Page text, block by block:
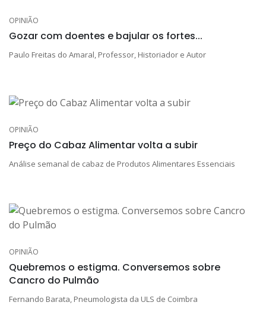
OPINIÃO
Gozar com doentes e bajular os fortes...
Paulo Freitas do Amaral, Professor, Historiador e Autor
OPINIÃO
Preço do Cabaz Alimentar volta a subir
Análise semanal de cabaz de Produtos Alimentares Essenciais
OPINIÃO
Quebremos o estigma. Conversemos sobre
Cancro do Pulmão
Fernando Barata, Pneumologista da ULS de Coimbra